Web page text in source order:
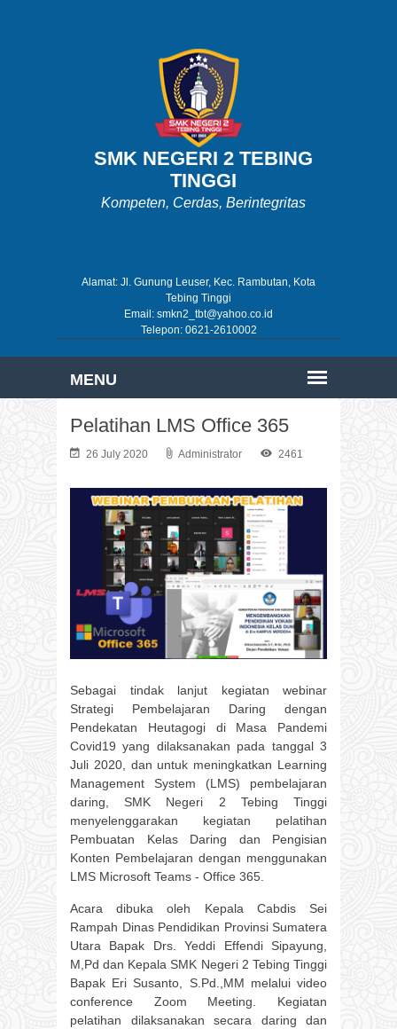
SMK NEGERI 2 TEBING
TINGGI
Kompeten, Cerdas, Berintegritas
Alamat: Jl. Gunung Leuser, Kec. Rambutan, Kota
Tebing Tinggi
Email: smkn2_tbt@yahoo.co.id
Telepon: 0621-2610002
Pelatihan LMS Office 365
26 July 2020 Administrator 2461
Sebagai tindak lanjut kegiatan webinar
Strategi Pembelajaran Daring dengan
Pendekatan Heutagogi di Masa Pandemi
Covid19 yang dilaksanakan pada tanggal 3
Juli 2020, dan untuk meningkatkan Learning
Management System (LMS) pembelajaran
daring, SMK Negeri 2 Tebing Tinggi
menyelenggarakan kegiatan pelatihan
Pembuatan Kelas Daring dan Pengisian
Konten Pembelajaran dengan menggunakan
LMS Microsoft Teams - Office 365.
Acara dibuka oleh Kepala Cabdis Sei
Rampah Dinas Pendidikan Provinsi Sumatera
Utara Bapak Drs. Yeddi Effendi Sipayung,
M,Pd dan Kepala SMK Negeri 2 Tebing Tinggi
Bapak Eri Susanto, S.Pd.,MM melalui video
conference Zoom Meeting. Kegiatan
pelatihan dilaksanakan secara daring dan